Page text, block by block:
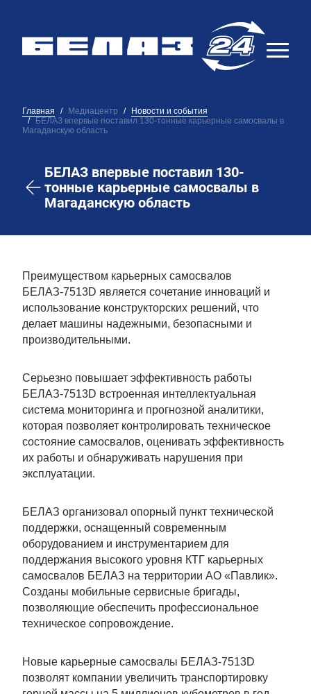
Главная Медиацентр
Новости и события
БЕЛАЗ впервые поставил 130-тонные карьерные самосвалы в
Магаданскую область
БЕЛАЗ впервые поставил 130-
тонные карьерные самосвалы в
Магаданскую область
Преимуществом карьерных самосвалов
БЕЛАЗ-7513D является сочетание инноваций и
использование конструкторских решений, что
делает машины надежными, безопасными и
производительными.
Серьезно повышает эффективность работы
БЕЛАЗ-7513D встроенная интеллектуальная
система мониторинга и прогнозной аналитики,
которая позволяет контролировать техническое
состояние самосвалов, оценивать эффективность
их работы и обнаруживать нарушения при
эксплуатации.
БЕЛАЗ организовал опорный пункт технической
поддержки, оснащенный современным
оборудованием и инструментарием для
поддержания высокого уровня КТГ карьерных
самосвалов БЕЛАЗ на территории АО «Павлик».
Созданы мобильные сервисные бригады,
позволяющие обеспечить профессиональное
техническое сопровождение.
Новые карьерные самосвалы БЕЛАЗ-7513D
позволят компании увеличить транспортировку